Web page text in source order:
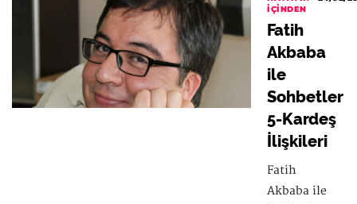
İÇINDEN
Fatih
Akbaba
ile
Sohbetler
5-Kardeş
İlişkileri
Fatih
Akbaba ile